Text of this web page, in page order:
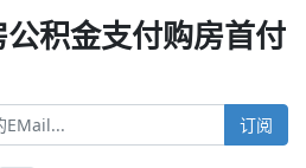
积金支付购房首付
订阅